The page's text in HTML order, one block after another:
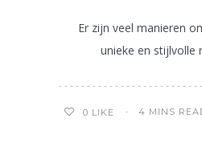
Er zijn veel manieren
unieke en stijlvolle
0 LIKE 4 MINS